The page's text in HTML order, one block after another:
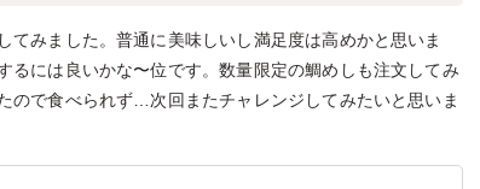
てみました。普通に美味しいし満足度は高めかと思いま
るには良いかな〜位です。数量限定の鯛めしも注文してみ
ので食べられず…次回またチャレンジしてみたいと思いま